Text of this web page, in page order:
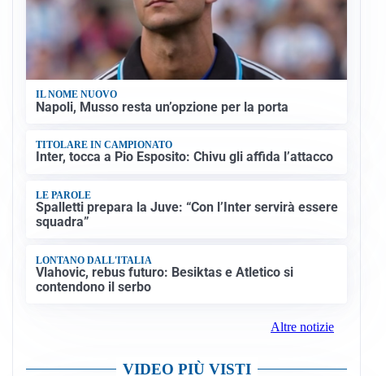
IL NOME NUOVO
Napoli, Musso resta un’opzione per la porta
TITOLARE IN CAMPIONATO
Inter, tocca a Pio Esposito: Chivu gli affida l’attacco
LE PAROLE
Spalletti prepara la Juve: “Con l’Inter servirà essere
squadra”
LONTANO DALL'ITALIA
Vlahovic, rebus futuro: Besiktas e Atletico si
contendono il serbo
Altre notizie
VIDEO PIÙ VISTI